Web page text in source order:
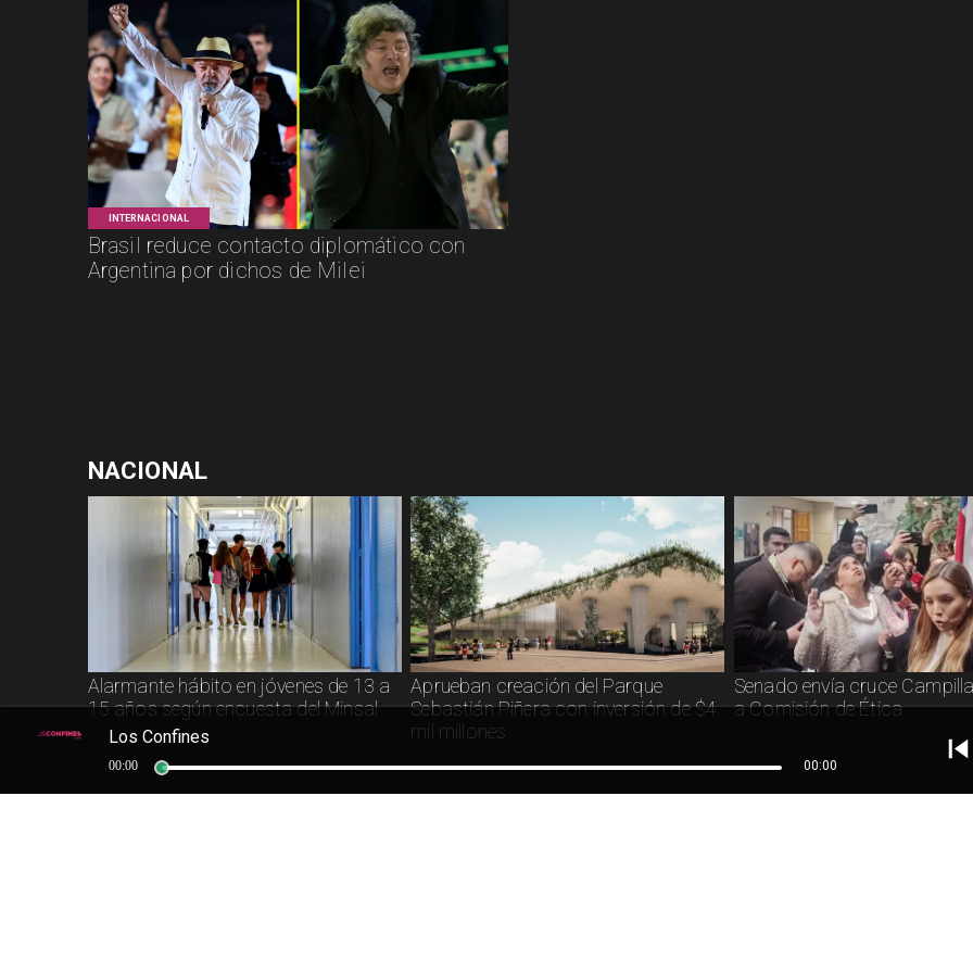
INTERNACIONAL
Brasil reduce contacto diplomático con
Argentina por dichos de Milei
NACIONAL
Alarmante hábito en jóvenes de 13 a
15 años según encuesta del Minsal
Aprueban creación del Parque
Sebastián Piñera con inversión de $4
mil millones
Senado envía cruce
a Comisión de Ética
Los Confines
00:00 00:00